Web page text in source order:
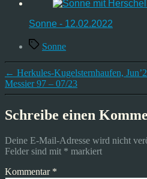
Sonne - 12.02.2022
Schlagwörter
Sonne
← Herkules-Kugelsternhaufen,
Messier 97 – 07/23
Schreibe einen
Deine E-Mail-Adresse wird nicht
Felder sind mit * markiert
Kommentar *